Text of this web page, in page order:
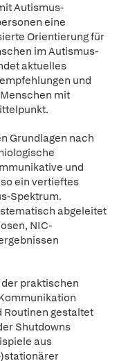
Autismus-
eine
Orientierung für
im Autismus-
aktuelles
und
mit
Grundlagen nach
und
ein vertieftes
Spektrum.
abgeleitet
NIC-
praktischen
Routinen gestaltet
Shutdowns
aus